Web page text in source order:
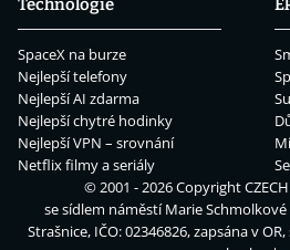
SpaceX na burze
Nejlepší telefony
Nejlepší AI zdarma
Nejlepší chytré hodinky
Nejlepší VPN – srovnání
Netflix filmy a seriály
© 2001 - 2026 Copyright
se sídlem náměstí Marie Schmolkové
Strašnice, IČO: 02346826, zapsána v